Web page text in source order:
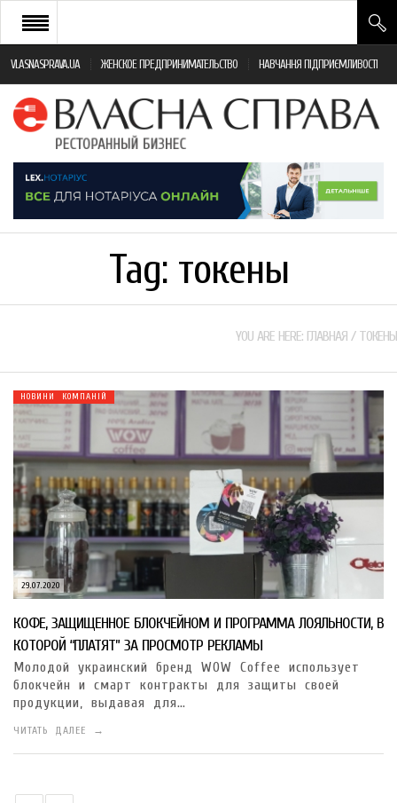
VLASNASPRAVA.UA ЖЕНСКОЕ ПРЕДПРИНИМАТЕЛЬСТВО НАВЧАННЯ ПІДПРИЄМЛИВОСТІ
НОВИНИ РЕСТОРАННОГО БІЗНЕСУ
ЯК ВІДКРИТИ ТА УСПІШНО КЕРУВАТИ
МОНІТОРИНГ ЗАКОНОДАВСТВА
Tag: токены
YOU ARE HERE: ГЛАВНАЯ / ТОКЕНЫ
29.07.2020
НОВИНИ КОМПАНІЙ
КОФЕ, ЗАЩИЩЕННОЕ БЛОКЧЕЙНОМ И ПРОГРАММА ЛОЯЛЬНОСТИ, В
КОТОРОЙ “ПЛАТЯТ” ЗА ПРОСМОТР РЕКЛАМЫ
Молодой украинский бренд WOW Coffee использует
блокчейн и смарт контракты для защиты своей
продукции, выдавая для…
ЧИТАТЬ ДАЛЕЕ →